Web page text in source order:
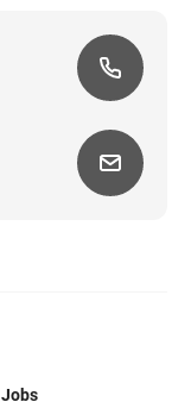
Jobs